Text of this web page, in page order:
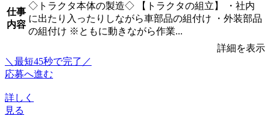
仕事
内容
◇トラクタ本体の製造◇ 【トラクタの組立】 ・社内
に出たり入ったりしながら車部品の組付け ・外装部品
の組付け ※ともに動きながら作業...
詳細を表示
＼最短45秒で完了／
応募へ進む
詳しく
見る